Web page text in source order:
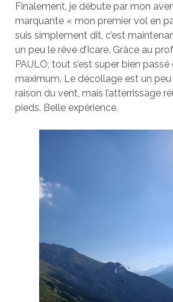
Finalement, je débute par mon
marquante « mon premier vol en
suis simplement dit, c’est
un peu le rêve d’Icare. Grâce au
PAULO, tout s’est super bien passé
maximum. Le décollage est un
raison du vent, mais l’atterrissage
pieds. Belle expérience.